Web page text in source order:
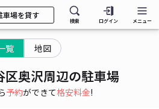
車場を貸す
検索 ログイン メニュー
覧 地図
区奥沢周辺の駐車場
予約ができて格安料金!